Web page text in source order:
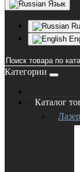
Язык
Категории
Каталог